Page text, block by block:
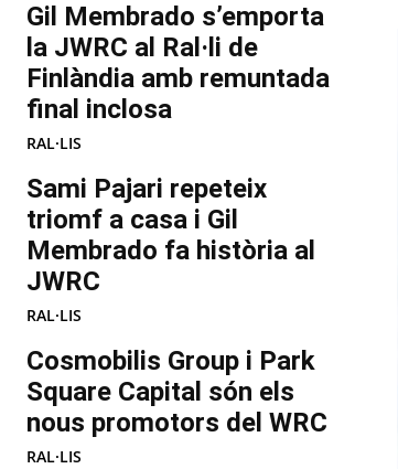
Gil Membrado s’emporta
la JWRC al Ral·li de
Finlàndia amb remuntada
final inclosa
RAL·LIS
Sami Pajari repeteix
triomf a casa i Gil
Membrado fa història al
JWRC
RAL·LIS
Cosmobilis Group i Park
Square Capital són els
nous promotors del WRC
RAL·LIS